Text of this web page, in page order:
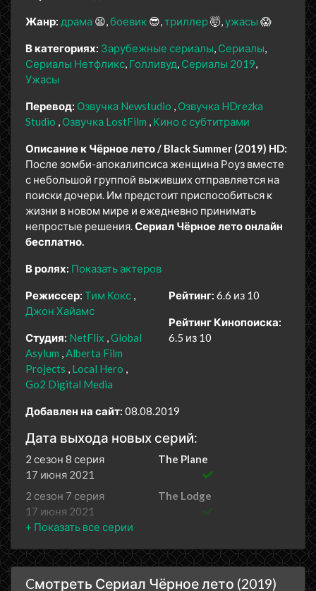
Жанр: драма 😫 боевик 😎 триллер🤯 ужасы 😱
В категориях: Зарубежные сериалы Сериалы
Сериалы Нетфликс Голливуд Сериалы 2019
Ужасы
Перевод: Озвучка Newstudio
Озвучка HDrezka
Studio
Озвучка LostFilm Кино с субтитрами
Описание к Чёрное лето / Black Summer (2019) HD:
После зомби-апокалипсиса женщина Роуз вместе
с небольшой группой выживших отправляется на
поиски дочери. Им предстоит приспособиться к
жизни в новом мире и ежедневно принимать
непростые решения.Сериал Чёрное лето онлайн
бесплатно.
В ролях: Показать актеров
Режиссер: Тим Кокс
Джон Хайамс
Студия: NetFlix Global
Asylum Alberta Film
Projects
Local Hero
Go2 Digital Media
Рейтинг: 6.6 из 10
Рейтинг Кинопоиска:
6.5 из 10
Добавлен на сайт: 08.08.2019
Дата выхода новых серий:
2 сезон 8 серия
The Plane
17 июня 2021
2 сезон 7 серия
The Lodge
17 июня 2021
2 сезон 6 серия
17 июня 2021
2 сезон 5 серия
White Horse
17 июня 2021
Cмотреть Сериал Чёрное лето (2019)